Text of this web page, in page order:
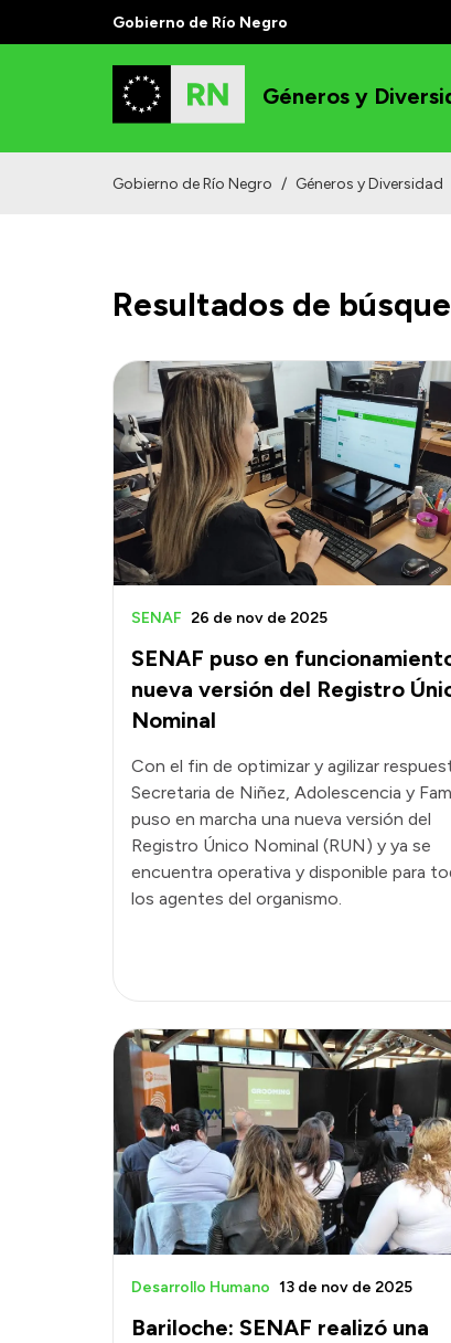
Gobierno de Río Negro
Géneros y
Gobierno de Río Negro / Géneros y Diversidad
Resultados de
SENAF puso en
nueva versión del Registro
Nominal
SENAF 26 de nov de 2025
Con el fin de optimizar y agilizar
Secretaria de Niñez, Adolescencia y
puso en marcha una nueva versión del
Registro Único Nominal (RUN) y ya se
encuentra operativa y disponible para
los agentes del organismo.
Bariloche: SENAF realizó una
Desarrollo Humano 13 de nov de 2025